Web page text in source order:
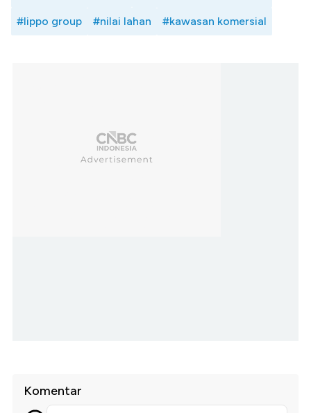
#lippo group #nilai lahan #kawasan komersial
Komentar